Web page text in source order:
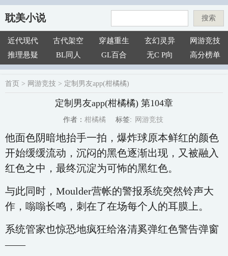
耽美小说 搜索
近代现代 古代架空 穿越重生 玄幻灵异
网游竞技
推理悬疑
BL同人 GL百合 无C P向 高分榜单
首页 > 网游竞技 > 定制男友app(柑橘橘)
定制男友app(柑橘橘) 第104章
作者： 柑橘橘 标签: 网游竞技
他面色阴暗地抬手一拍，爆炸球原本鲜红的颜色
开始缓缓流动，沉闷的黑色逐渐出现，又被融入
红色之中，最终沉淀为可怖的黑红色。
与此同时，Moulder营帐的警报系统突然铃声大
作，嗡嗡长鸣，刺在了在场每个人的耳膜上。
系统管家也惊恐地疯狂给洛清奚弹红色警告弹窗
——